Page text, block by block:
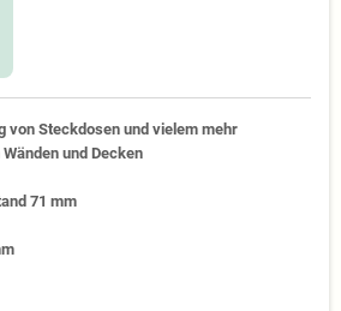
von Steckdosen und vielem mehr
und Decken
71 mm